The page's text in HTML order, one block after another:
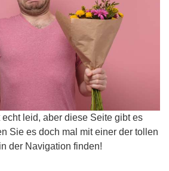
leid, aber diese Seite gibt es
Sie es doch mal mit einer der tollen
der Navigation finden!